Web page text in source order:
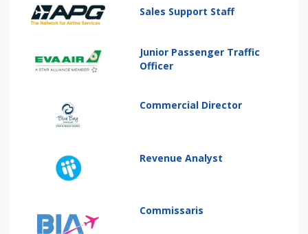
Sales Support Staff
Junior Passenger Traffic
Officer
Commercial Director
Revenue Analyst
Commissaris